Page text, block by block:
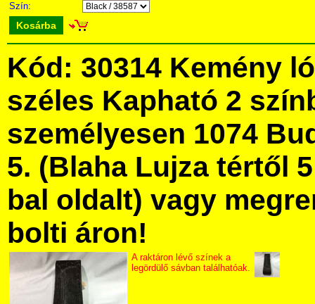
Szín:
Kosárba
Kód: 30314 Kemény
széles Kapható 2
személyesen 1074
5. (Blaha Lujza tértől
bal oldalt) vagy
bolti áron!
A raktáron lévő színek a
legördülő sávban találhatóak.